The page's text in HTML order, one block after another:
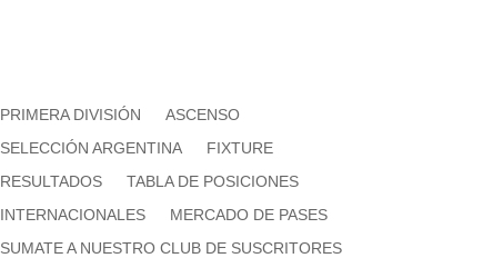
PRIMERA DIVISIÓN
ASCENSO
SELECCIÓN ARGENTINA
FIXTURE
RESULTADOS
TABLA DE POSICIONES
INTERNACIONALES
MERCADO DE PASES
SUMATE A NUESTRO CLUB DE SUSCRITORES